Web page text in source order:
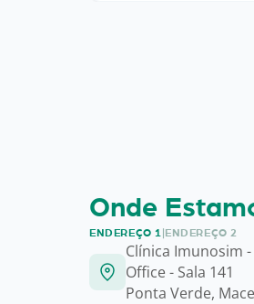
Onde
ENDEREÇO 1 ENDEREÇO 2
Clínica Imunosim
Office - Sala 141
Ponta Verde,